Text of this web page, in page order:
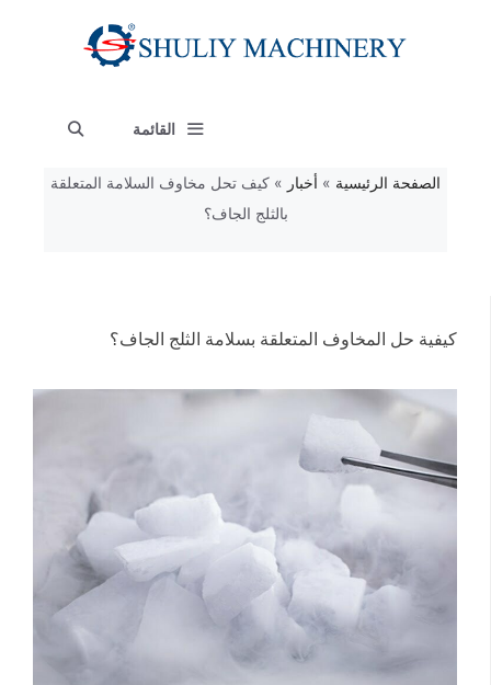
القائمة
الصفحة الرئيسية » أخبار » كيف تحل مخاوف السلامة المتعلقة
بالثلج الجاف؟
كيفية حل المخاوف المتعلقة بسلامة الثلج الجاف؟